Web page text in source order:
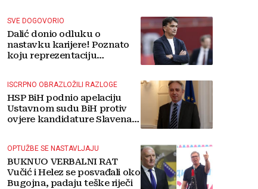
SVE DOGOVORIO
Dalić donio odluku o
nastavku karijere! Poznato
koju reprezentaciju
ISCRPNO OBRAZLOŽILI RAZLOGE
HSP BiH podnio apelaciju
Ustavnom sudu BiH protiv
ovjere kandidature Slavena
OPTUŽBE SE NASTAVLJAJU
BUKNUO VERBALNI RAT
Vučić i Helez se posvađali oko
Bugojna, padaju teške riječi